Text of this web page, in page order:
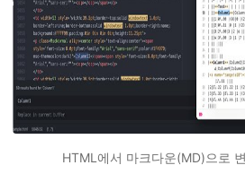
HTML에서 마크다운(MD)으로